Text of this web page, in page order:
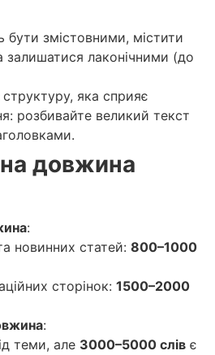
бути змістовними, містити
залишатися лаконічними (до
яка сприяє
розбивайте великий текст
довжина
:
новинних статей: 800–1000
сторінок: 1500–2000
:
теми, але 3000–5000 слів є